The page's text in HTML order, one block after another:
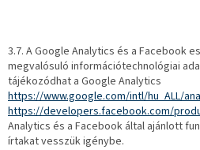
3.7. A Google Analytics és a Facebook
megvalósuló információtechnológiai
tájékozódhat a Google Analytics
https://www.google.com/intl/hu_ALL/
https://developers.facebook.com/
Analytics és a Facebook által ajánlott
írtakat vesszük igénybe.